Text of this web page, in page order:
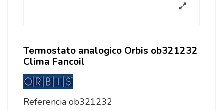
Termostato analogico Orbis ob321232
Clima Fancoil
Referencia ob321232